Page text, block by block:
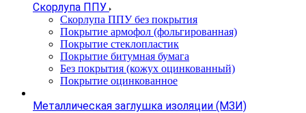
Скорлупа ППУ
Скорлупа ППУ без покрытия
Покрытие армофол (фольгированная)
Покрытие стеклопластик
Покрытие битумная бумага
Без покрытия (кожух оцинкованный)
Покрытие оцинкованное
Металлическая заглушка изоляции (МЗИ)